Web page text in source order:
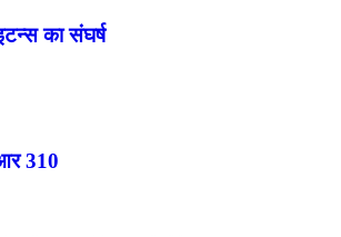
का संघर्ष
310